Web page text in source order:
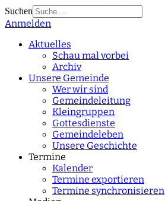
Suchen
Type 2 or more
Anmelden
Aktuelles
Schau mal vorbei
Archiv
Unsere Gemeinde
Wer wir sind
Gemeindeleitung
Kleingruppen
Gottesdienste
Gemeindeleben
Unsere Geschichte
Termine
Kalender
Termine exportieren
Termine synchronisieren